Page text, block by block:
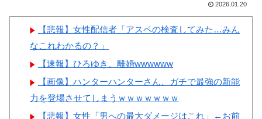
韓国人「韓国サッカー協会関
係者が『不適切接待は慣行だっ
2026.01.20
【悲報】女性配信者「アスペの検査してみた…みん
なこれわかるの？」
【速報】ひろゆき、離婚wwwwww
【画像】ハンターハンターさん、ガチで最強の新能
力を登場させてしまうｗｗｗｗｗｗｗ
【悲報】女性「男への最大ダメージはこれ」←お前